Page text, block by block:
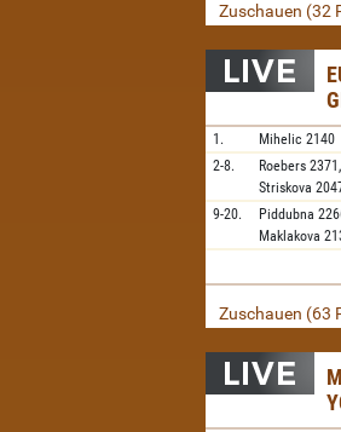
Zuschauen (32
1. Mihelic 2140
2-8.
Roebers 2371,
Striskova
9-20. Piddubna
Maklakova
Zuschauen (63